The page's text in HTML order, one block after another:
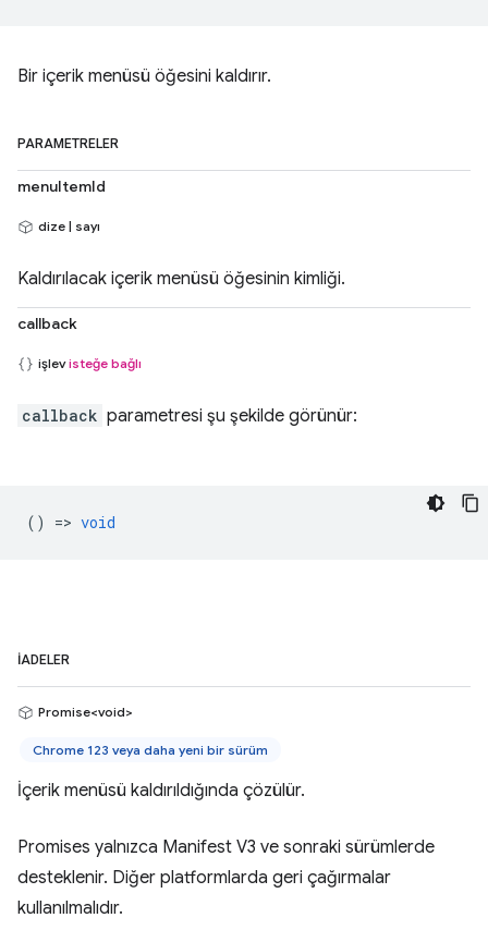
Bir içerik menüsü öğesini kaldırır.
PARAMETRELER
menuItemId
dize | sayı
Kaldırılacak içerik menüsü öğesinin kimliği.
callback
işlevisteğe bağlı
callback parametresi şu şekilde görünür:
() => void
İADELER
Promise<void>
Chrome 123 veya daha yeni bir sürüm
İçerik menüsü kaldırıldığında çözülür.
Promises yalnızca Manifest V3 ve sonraki sürümlerde
desteklenir. Diğer platformlarda geri çağırmalar
kullanılmalıdır.